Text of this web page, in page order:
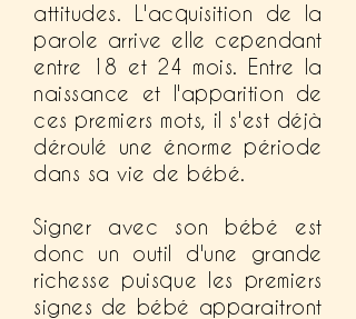
attitudes. L'acquisition de la
parole arrive elle cependant
entre 18 et 24 mois. Entre la
naissance et l'apparition de
ces premiers mots, il s'est déjà
déroulé une énorme période
dans sa vie de bébé.
Signer avec son bébé est
donc un outil d'une grande
richesse puisque les premiers
signes de bébé apparaitront